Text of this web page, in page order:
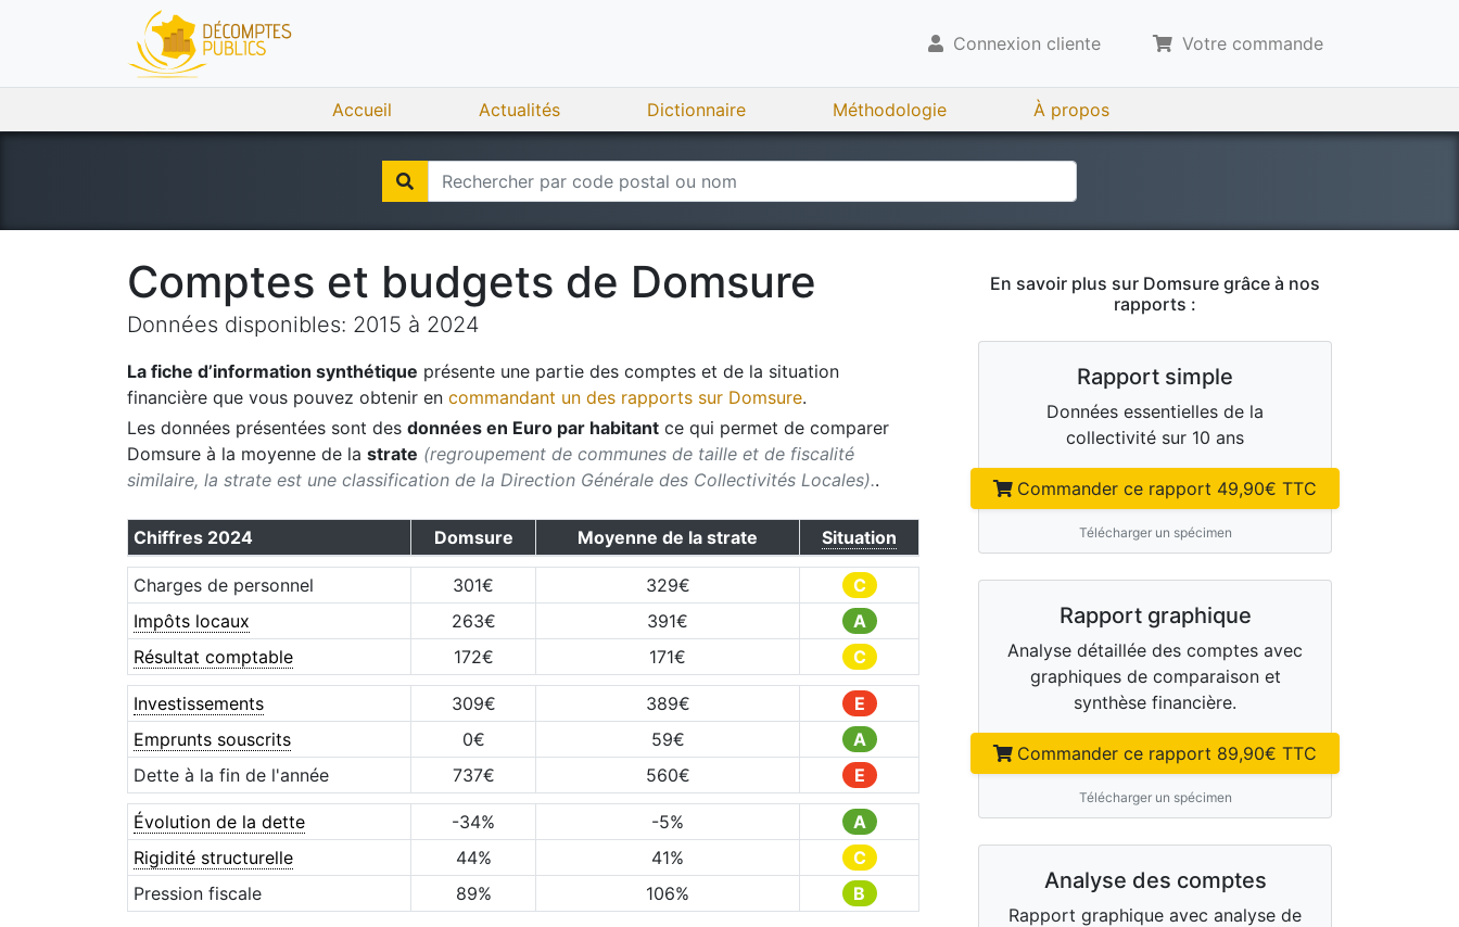
Connexion cliente Votre commande
Accueil Actualités Dictionnaire Méthodologie À propos
Comptes et budgets de Domsure
Données disponibles: 2015 à 2024
La fiche d’information synthétique présente une partie des comptes et de la situation
financière que vous pouvez obtenir en commandant un des rapports sur Domsure.
Les données présentées sont des données en Euro par habitant ce qui permet de comparer
Domsure à la moyenne de la strate (regroupement de communes de taille et de fiscalité
similaire, la strate est une classification de la Direction Générale des Collectivités Locales)..
Chiffres 2024 Domsure Moyenne de la strate Situation
Charges de personnel 301€ 329€
C
Impôts locaux
263€ 391€
A
Résultat comptable
172€ 171€ C
Investissements 309€ 389€
E
Emprunts souscrits
0€ 59€
A
Dette à la fin de l'année
737€ 560€ E
Évolution de la dette -34% -5%
A
Rigidité structurelle
44% 41%
C
Pression fiscale
89% 106% B
En savoir plus sur Domsure grâce à nos
rapports :
Rapport simple
Données essentielles de la
collectivité sur 10 ans
Commander ce rapport 49,90€ TTC
Télécharger un spécimen
Rapport graphique
Analyse détaillée des comptes avec
graphiques de comparaison et
synthèse financière.
Commander ce rapport 89,90€ TTC
Télécharger un spécimen
Analyse des comptes
Rapport graphique avec analyse de